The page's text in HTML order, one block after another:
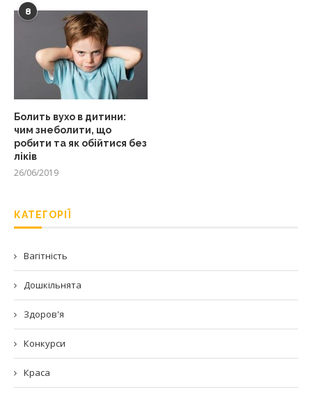
8
Болить вухо в дитини:
чим знеболити, що
робити та як обійтися без
ліків
26/06/2019
КАТЕГОРІЇ
Вагітність
Дошкільнята
Здоров'я
Конкурси
Краса